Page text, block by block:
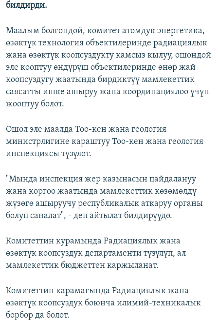
билдирди.
Маалым болгондой, комитет атомдук энергетика,
өзөктүк технология объектилеринде радиациялык
жана өзөктүк коопсуздукту камсыз кылуу, ошондой
эле кооптуу өндүрүш объектилеринде өнөр жай
коопсуздугу жаатында бирдиктүү мамлекеттик
саясатты ишке ашыруу жана координациялоо үчүн
жооптуу болот.
Ошол эле маалда Тоо-кен жана геология
министрлигине караштуу Тоо-кен жана геология
инспекциясы түзүлөт.
"Мында инспекция жер казынасын пайдалануу
жана коргоо жаатында мамлекеттик көзөмөлдү
жүзөгө ашыруучу республикалык аткаруу органы
болуп саналат", - деп айтылат билдирүүдө.
Комитеттин курамында Радиациялык жана
өзөктүк коопсуздук департаменти түзүлүп, ал
мамлекеттик бюджеттен каржыланат.
Комитеттин карамагында Радиациялык жана
өзөктүк коопсуздук боюнча илимий-техникалык
борбор да болот.